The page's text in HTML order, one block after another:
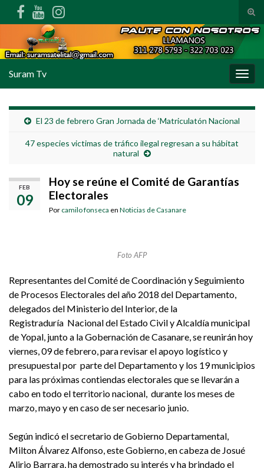
Suram Tv
El 23 de febrero Gran Jornada de ‘Matriculatón Nacional
47 especies victimas de tráfico ilegal regresan a su hábitat
natural
FEB
09
Hoy se reúne el Comité de Garantías
Electorales
Por camilo fonseca en Noticias de Casanare
Foto AFP
Representantes del Comité de Coordinación y Seguimiento
de Procesos Electorales del año 2018 del Departamento,
delegados del Ministerio del Interior, de la
Registraduría Nacional del Estado Civil y Alcaldía municipal
de Yopal, junto a la Gobernación de Casanare, se reunirán hoy
viernes, 09 de febrero, para revisar el apoyo logístico y
presupuestal por parte del Departamento y los 19 municipios
para las próximas contiendas electorales que se llevarán a
cabo en todo el territorio nacional, durante los meses de
marzo, mayo y en caso de ser necesario junio.
Según indicó el secretario de Gobierno Departamental,
Milton Álvarez Alfonso, este Gobierno, en cabeza de Josué
Alirio Barrara, ha demostrado su interés y ha brindado el